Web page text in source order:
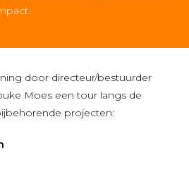
door directeur/bestuurder
Moes een tour langs de
projecten: